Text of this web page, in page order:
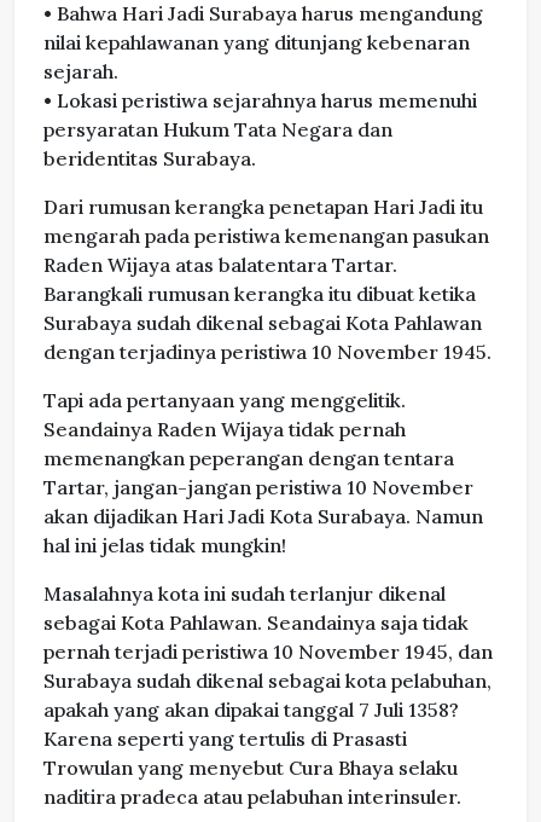
• Bahwa Hari Jadi Surabaya harus mengandung
nilai kepahlawanan yang ditunjang kebenaran
sejarah.
• Lokasi peristiwa sejarahnya harus memenuhi
persyaratan Hukum Tata Negara dan
beridentitas Surabaya.
Dari rumusan kerangka penetapan Hari Jadi itu
mengarah pada peristiwa kemenangan pasukan
Raden Wijaya atas balatentara Tartar.
Barangkali rumusan kerangka itu dibuat ketika
Surabaya sudah dikenal sebagai Kota Pahlawan
dengan terjadinya peristiwa 10 November 1945.
Tapi ada pertanyaan yang menggelitik.
Seandainya Raden Wijaya tidak pernah
memenangkan peperangan dengan tentara
Tartar, jangan-jangan peristiwa 10 November
akan dijadikan Hari Jadi Kota Surabaya. Namun
hal ini jelas tidak mungkin!
Masalahnya kota ini sudah terlanjur dikenal
sebagai Kota Pahlawan. Seandainya saja tidak
pernah terjadi peristiwa 10 November 1945, dan
Surabaya sudah dikenal sebagai kota pelabuhan,
apakah yang akan dipakai tanggal 7 Juli 1358?
Karena seperti yang tertulis di Prasasti
Trowulan yang menyebut Cura Bhaya selaku
naditira pradeca atau pelabuhan interinsuler.